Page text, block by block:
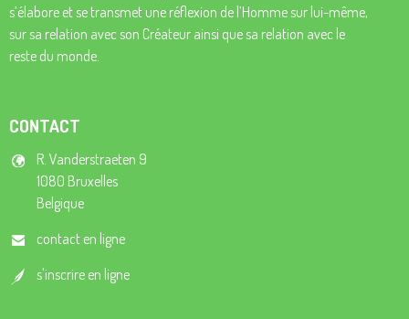
s’élabore et se transmet une réflexion de l’Homme sur lui-même,
sur sa relation avec son Créateur ainsi que sa relation avec le
reste du monde.
CONTACT
R. Vanderstraeten 9
1080 Bruxelles
Belgique
contact en ligne
s'inscrire en ligne